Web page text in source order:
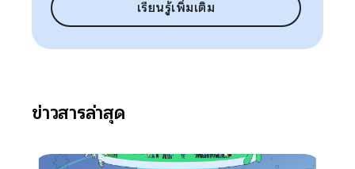
เรียนรู้เพิ่มเติม
ข่าวสารล่าสุด